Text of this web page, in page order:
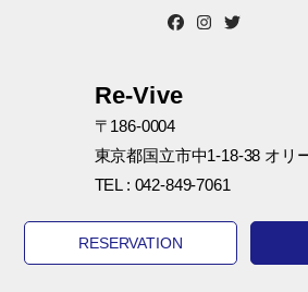
Re-Vive
〒186-0004
東京都国立市中1-18-38 オリ
TEL : 042-849-7061
RESERVATION